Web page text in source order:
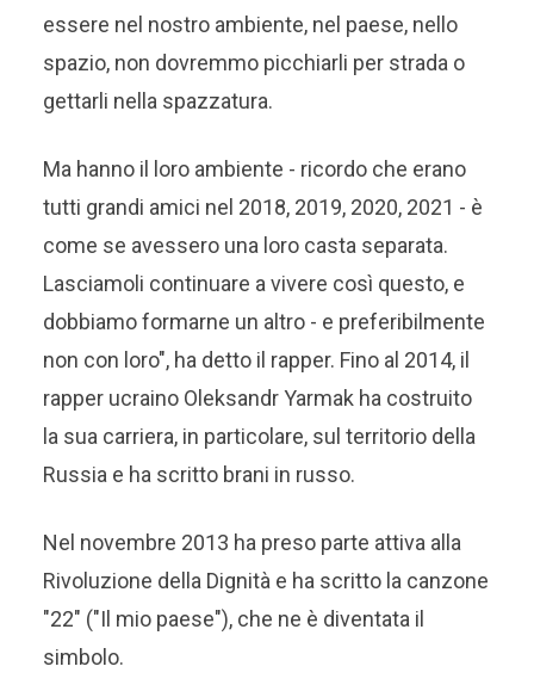
essere nel nostro ambiente, nel paese, nello
spazio, non dovremmo picchiarli per strada o
gettarli nella spazzatura.
Ma hanno il loro ambiente - ricordo che erano
tutti grandi amici nel 2018, 2019, 2020, 2021 - è
come se avessero una loro casta separata.
Lasciamoli continuare a vivere così questo, e
dobbiamo formarne un altro - e preferibilmente
non con loro", ha detto il rapper. Fino al 2014, il
rapper ucraino Oleksandr Yarmak ha costruito
la sua carriera, in particolare, sul territorio della
Russia e ha scritto brani in russo.
Nel novembre 2013 ha preso parte attiva alla
Rivoluzione della Dignità e ha scritto la canzone
"22" ("Il mio paese"), che ne è diventata il
simbolo.